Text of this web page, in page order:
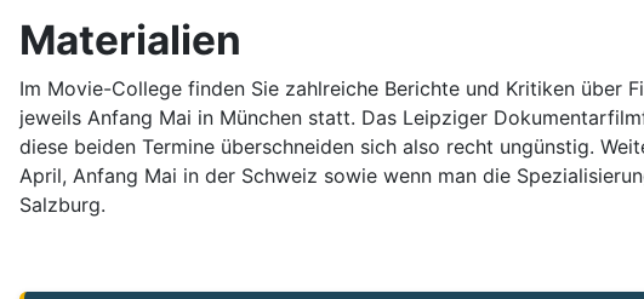
Materialien
Im Movie-College finden Sie zahlreiche Berichte und Kritiken über
jeweils Anfang Mai in München statt. Das Leipziger
diese beiden Termine überschneiden sich also recht ungünstig.
April, Anfang Mai in der Schweiz sowie wenn man die
Salzburg.